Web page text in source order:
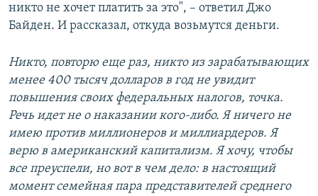
никто не хочет платить за это", – ответил Джо
Байден. И рассказал, откуда возьмутся деньги.
Никто, повторю еще раз, никто из зарабатывающих
менее 400 тысяч долларов в год не увидит
повышения своих федеральных налогов, точка.
Речь идет не о наказании кого-либо. Я ничего не
имею против миллионеров и миллиардеров. Я
верю в американский капитализм. Я хочу, чтобы
все преуспели, но вот в чем дело: в настоящий
момент семейная пара представителей среднего